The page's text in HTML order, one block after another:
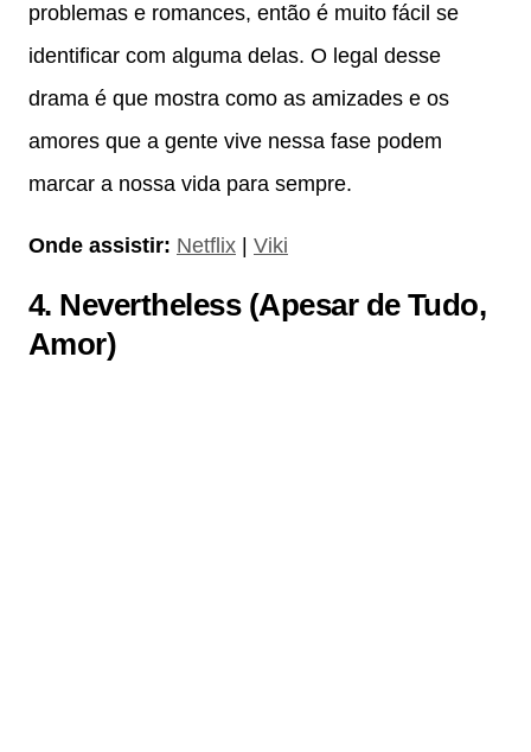
problemas e romances, então é muito fácil se
identificar com alguma delas. O legal desse
drama é que mostra como as amizades e os
amores que a gente vive nessa fase podem
marcar a nossa vida para sempre.
Onde assistir: Netflix Viki
4. Nevertheless (Apesar de Tudo,
Amor)